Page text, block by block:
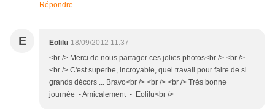
Répondre
E Eolilu 18/09/2012 11:37
<br /> Merci de nous partager ces jolies photos<br /> <br />
<br /> C'est superbe, incroyable, quel travail pour faire de si
grands décors ... Bravo<br /> <br /> <br /> Très bonne
journée - Amicalement - Eolilu<br />